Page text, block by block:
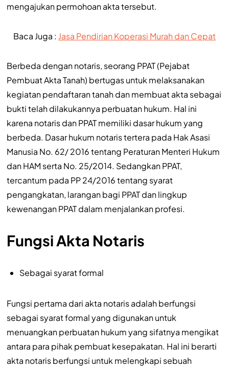
mengajukan permohoan akta tersebut.
Baca Juga : Jasa Pendirian Koperasi Murah dan Cepat
Berbeda dengan notaris, seorang PPAT (Pejabat
Pembuat Akta Tanah) bertugas untuk melaksanakan
kegiatan pendaftaran tanah dan membuat akta sebagai
bukti telah dilakukannya perbuatan hukum. Hal ini
karena notaris dan PPAT memiliki dasar hukum yang
berbeda. Dasar hukum notaris tertera pada Hak Asasi
Manusia No. 62/ 2016 tentang Peraturan Menteri Hukum
dan HAM serta No. 25/2014. Sedangkan PPAT,
tercantum pada PP 24/2016 tentang syarat
pengangkatan, larangan bagi PPAT dan lingkup
kewenangan PPAT dalam menjalankan profesi.
Fungsi Akta Notaris
Sebagai syarat formal
Fungsi pertama dari akta notaris adalah berfungsi
sebagai syarat formal yang digunakan untuk
menuangkan perbuatan hukum yang sifatnya mengikat
antara para pihak pembuat kesepakatan. Hal ini berarti
akta notaris berfungsi untuk melengkapi sebuah